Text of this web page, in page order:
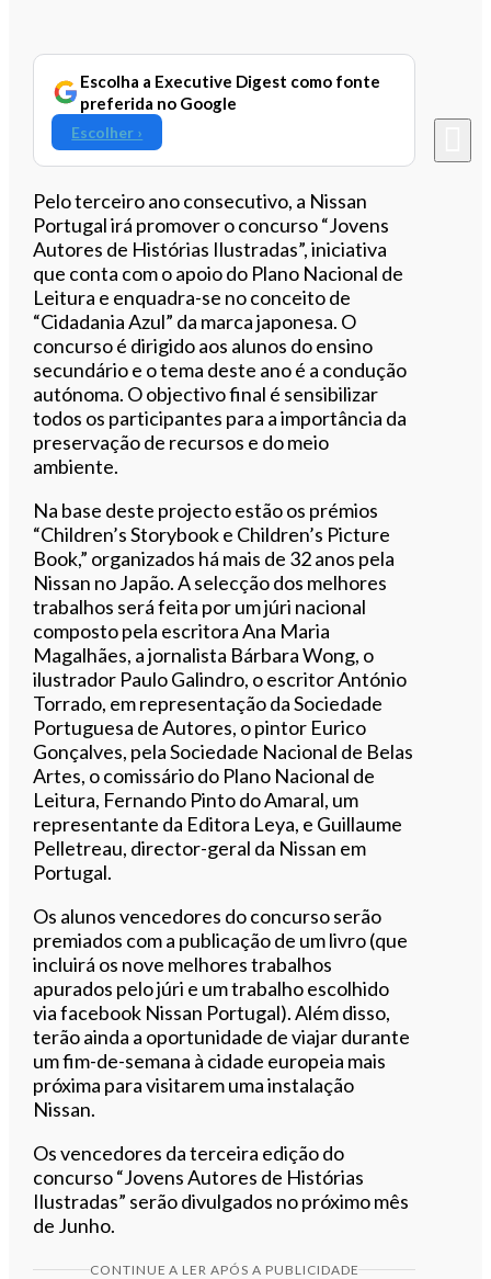
Escolha a Executive Digest como fonte
preferida no Google
Escolher ›
Pelo terceiro ano consecutivo, a Nissan
Portugal irá promover o concurso “Jovens
Autores de Histórias Ilustradas”, iniciativa
que conta com o apoio do Plano Nacional de
Leitura e enquadra-se no conceito de
“Cidadania Azul” da marca japonesa. O
concurso é dirigido aos alunos do ensino
secundário e o tema deste ano é a condução
autónoma. O objectivo final é sensibilizar
todos os participantes para a importância da
preservação de recursos e do meio
ambiente.
Na base deste projecto estão os prémios
“Children’s Storybook e Children’s Picture
Book,” organizados há mais de 32 anos pela
Nissan no Japão. A selecção dos melhores
trabalhos será feita por um júri nacional
composto pela escritora Ana Maria
Magalhães, a jornalista Bárbara Wong, o
ilustrador Paulo Galindro, o escritor António
Torrado, em representação da Sociedade
Portuguesa de Autores, o pintor Eurico
Gonçalves, pela Sociedade Nacional de Belas
Artes, o comissário do Plano Nacional de
Leitura, Fernando Pinto do Amaral, um
representante da Editora Leya, e Guillaume
Pelletreau, director-geral da Nissan em
Portugal.
Os alunos vencedores do concurso serão
premiados com a publicação de um livro (que
incluirá os nove melhores trabalhos
apurados pelo júri e um trabalho escolhido
via facebook Nissan Portugal). Além disso,
terão ainda a oportunidade de viajar durante
um fim-de-semana à cidade europeia mais
próxima para visitarem uma instalação
Nissan.
Os vencedores da terceira edição do
concurso “Jovens Autores de Histórias
Ilustradas” serão divulgados no próximo mês
de Junho.
CONTINUE A LER APÓS A PUBLICIDADE